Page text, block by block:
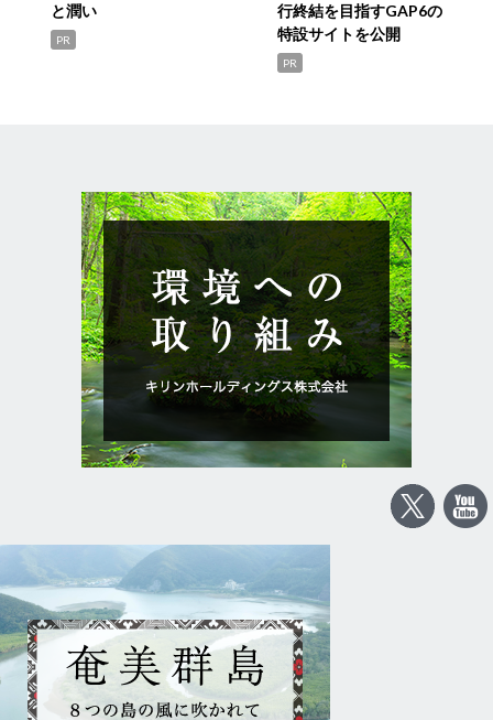
と潤い
PR
行終結を目指すGAP6の
特設サイトを公開
PR